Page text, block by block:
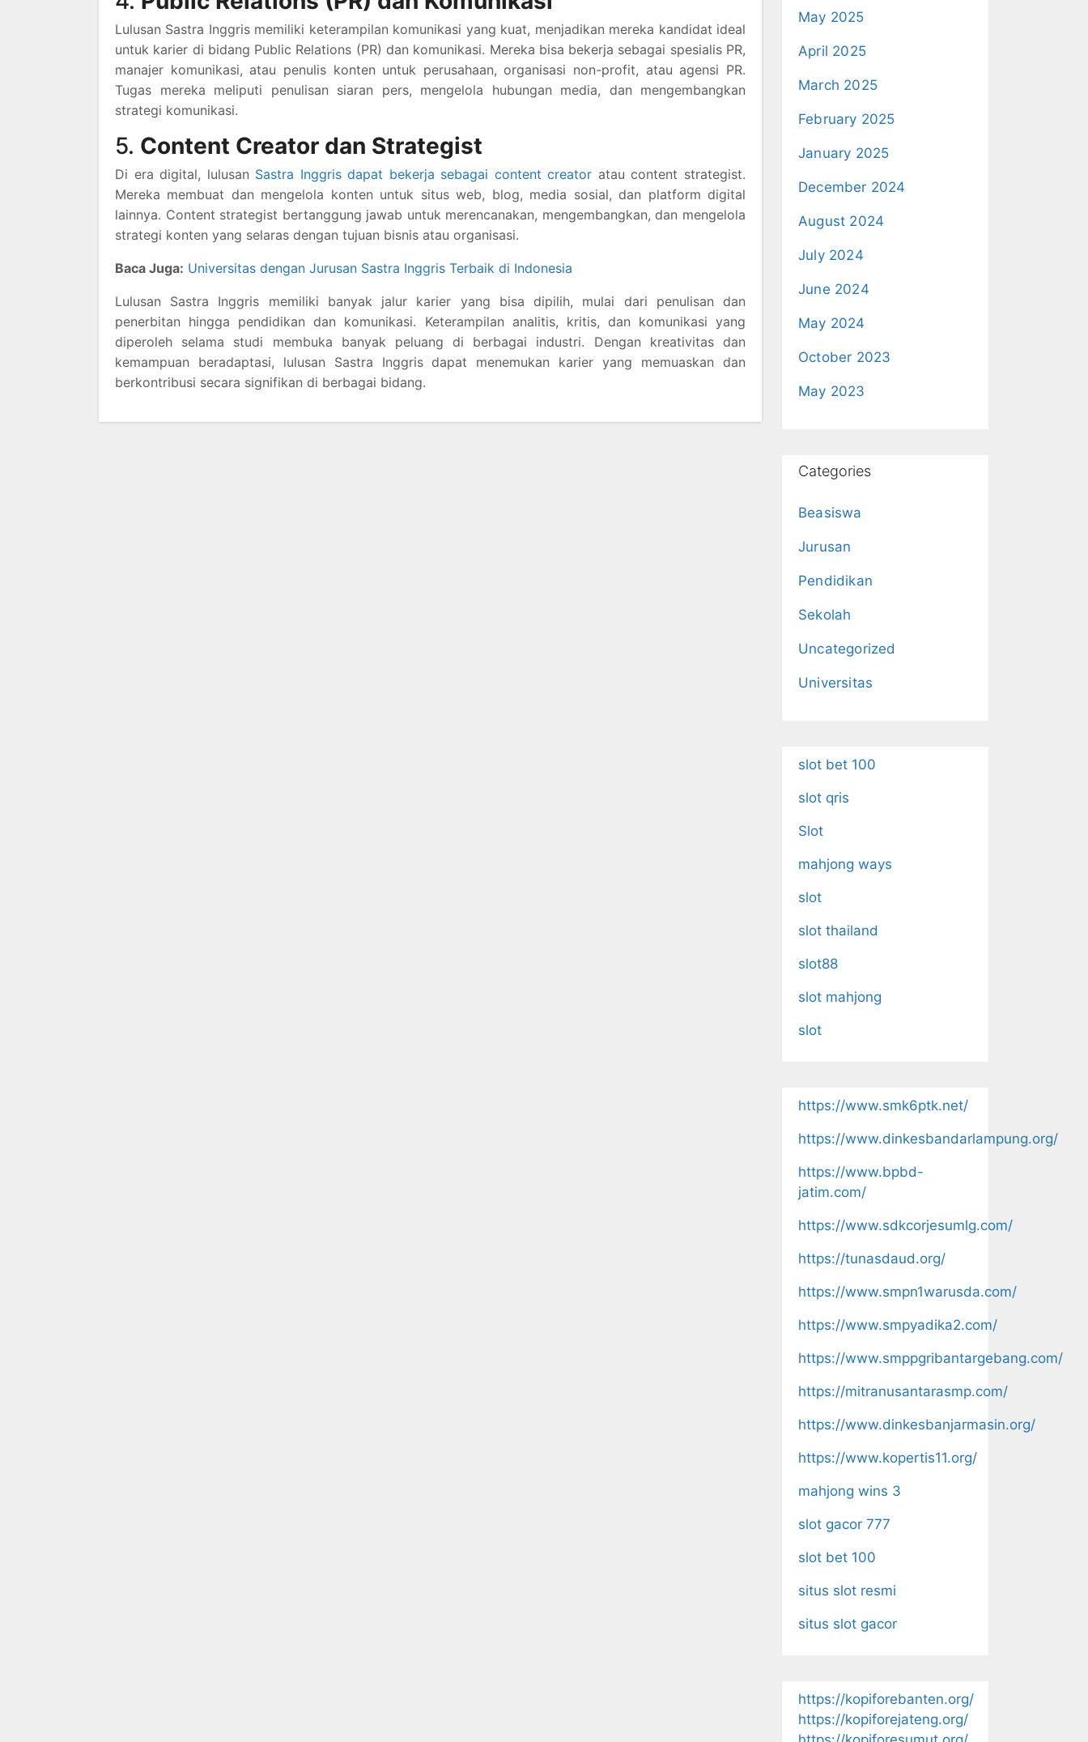
Lulusan Sastra Inggris memiliki keterampilan komunikasi yang kuat, menjadikan mereka kandidat ideal
untuk karier di bidang Public Relations (PR) dan komunikasi. Mereka bisa bekerja sebagai spesialis PR,
manajer komunikasi, atau penulis konten untuk perusahaan, organisasi non-profit, atau agensi PR.
Tugas mereka meliputi penulisan siaran pers, mengelola hubungan media, dan mengembangkan
strategi komunikasi.
5. Content Creator dan Strategist
Di era digital, lulusan Sastra Inggris dapat bekerja sebagai content creator atau content strategist.
Mereka membuat dan mengelola konten untuk situs web, blog, media sosial, dan platform digital
lainnya. Content strategist bertanggung jawab untuk merencanakan, mengembangkan, dan mengelola
strategi konten yang selaras dengan tujuan bisnis atau organisasi.
Baca Juga: Universitas dengan Jurusan Sastra Inggris Terbaik di Indonesia
Lulusan Sastra Inggris memiliki banyak jalur karier yang bisa dipilih, mulai dari penulisan dan
penerbitan hingga pendidikan dan komunikasi. Keterampilan analitis, kritis, dan komunikasi yang
diperoleh selama studi membuka banyak peluang di berbagai industri. Dengan kreativitas dan
kemampuan beradaptasi, lulusan Sastra Inggris dapat menemukan karier yang memuaskan dan
berkontribusi secara signifikan di berbagai bidang.
May 2025
April 2025
March 2025
February 2025
January 2025
December 2024
August 2024
July 2024
June 2024
May 2024
October 2023
May 2023
Categories
Beasiswa
Jurusan
Pendidikan
Sekolah
Uncategorized
Universitas
slot bet 100
slot qris
Slot
mahjong ways
slot
slot thailand
slot88
slot mahjong
slot
https://www.smk6ptk.net/
https://www.dinkesbandarlampung.org/
https://www.bpbd-
jatim.com/
https://www.sdkcorjesumlg.com/
https://tunasdaud.org/
https://www.smpn1warusda.com/
https://www.smpyadika2.com/
https://www.smppgribantargebang.com/
https://mitranusantarasmp.com/
https://www.dinkesbanjarmasin.org/
https://www.kopertis11.org/
mahjong wins 3
slot gacor 777
slot bet 100
situs slot resmi
situs slot gacor
https://kopiforebanten.org/
https://kopiforejateng.org/